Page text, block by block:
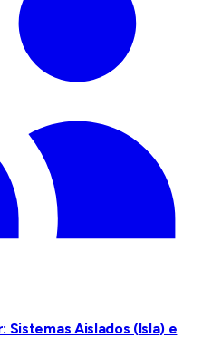
Sistemas Aislados (Isla) e